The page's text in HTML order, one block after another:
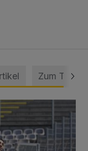
Zum Thema
und klare Ansage